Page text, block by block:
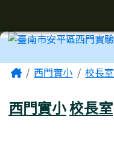
工具列
主內容區域
Home西門實小 校長室
西門實小校長室
頁尾區域